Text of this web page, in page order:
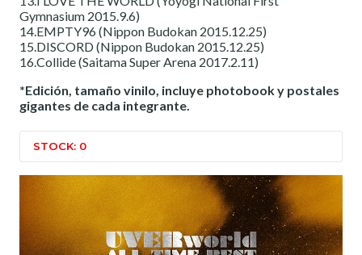
Gymnasium 2015.9.6)
14.EMPTY96 (Nippon Budokan 2015.12.25)
15.DISCORD (Nippon Budokan 2015.12.25)
16.Collide (Saitama Super Arena 2017.2.11)
*Edición, tamaño vinilo, incluye photobook y postales
gigantes de cada integrante.
STOCK: 0